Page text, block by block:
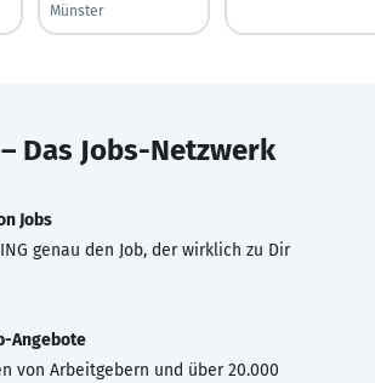
Münster
– Das Jobs-Netzwerk
Jobs
genau den Job, der wirklich zu Dir
Angebote
von Arbeitgebern und über 20.000